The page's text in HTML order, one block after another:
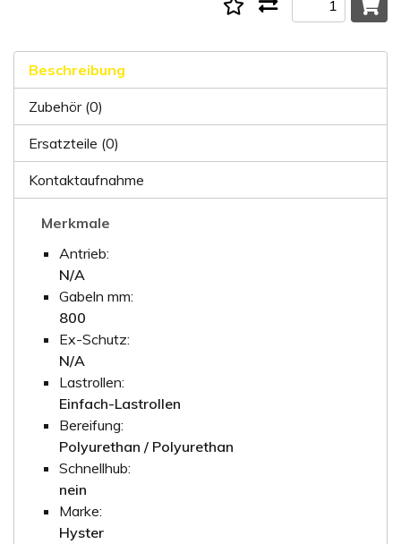
Beschreibung
Zubehör (0)
Ersatzteile (0)
Kontaktaufnahme
Merkmale
Antrieb:
N/A
Gabeln mm:
800
Ex-Schutz:
N/A
Lastrollen:
Einfach-Lastrollen
Bereifung:
Polyurethan / Polyurethan
Schnellhub:
nein
Marke:
Hyster